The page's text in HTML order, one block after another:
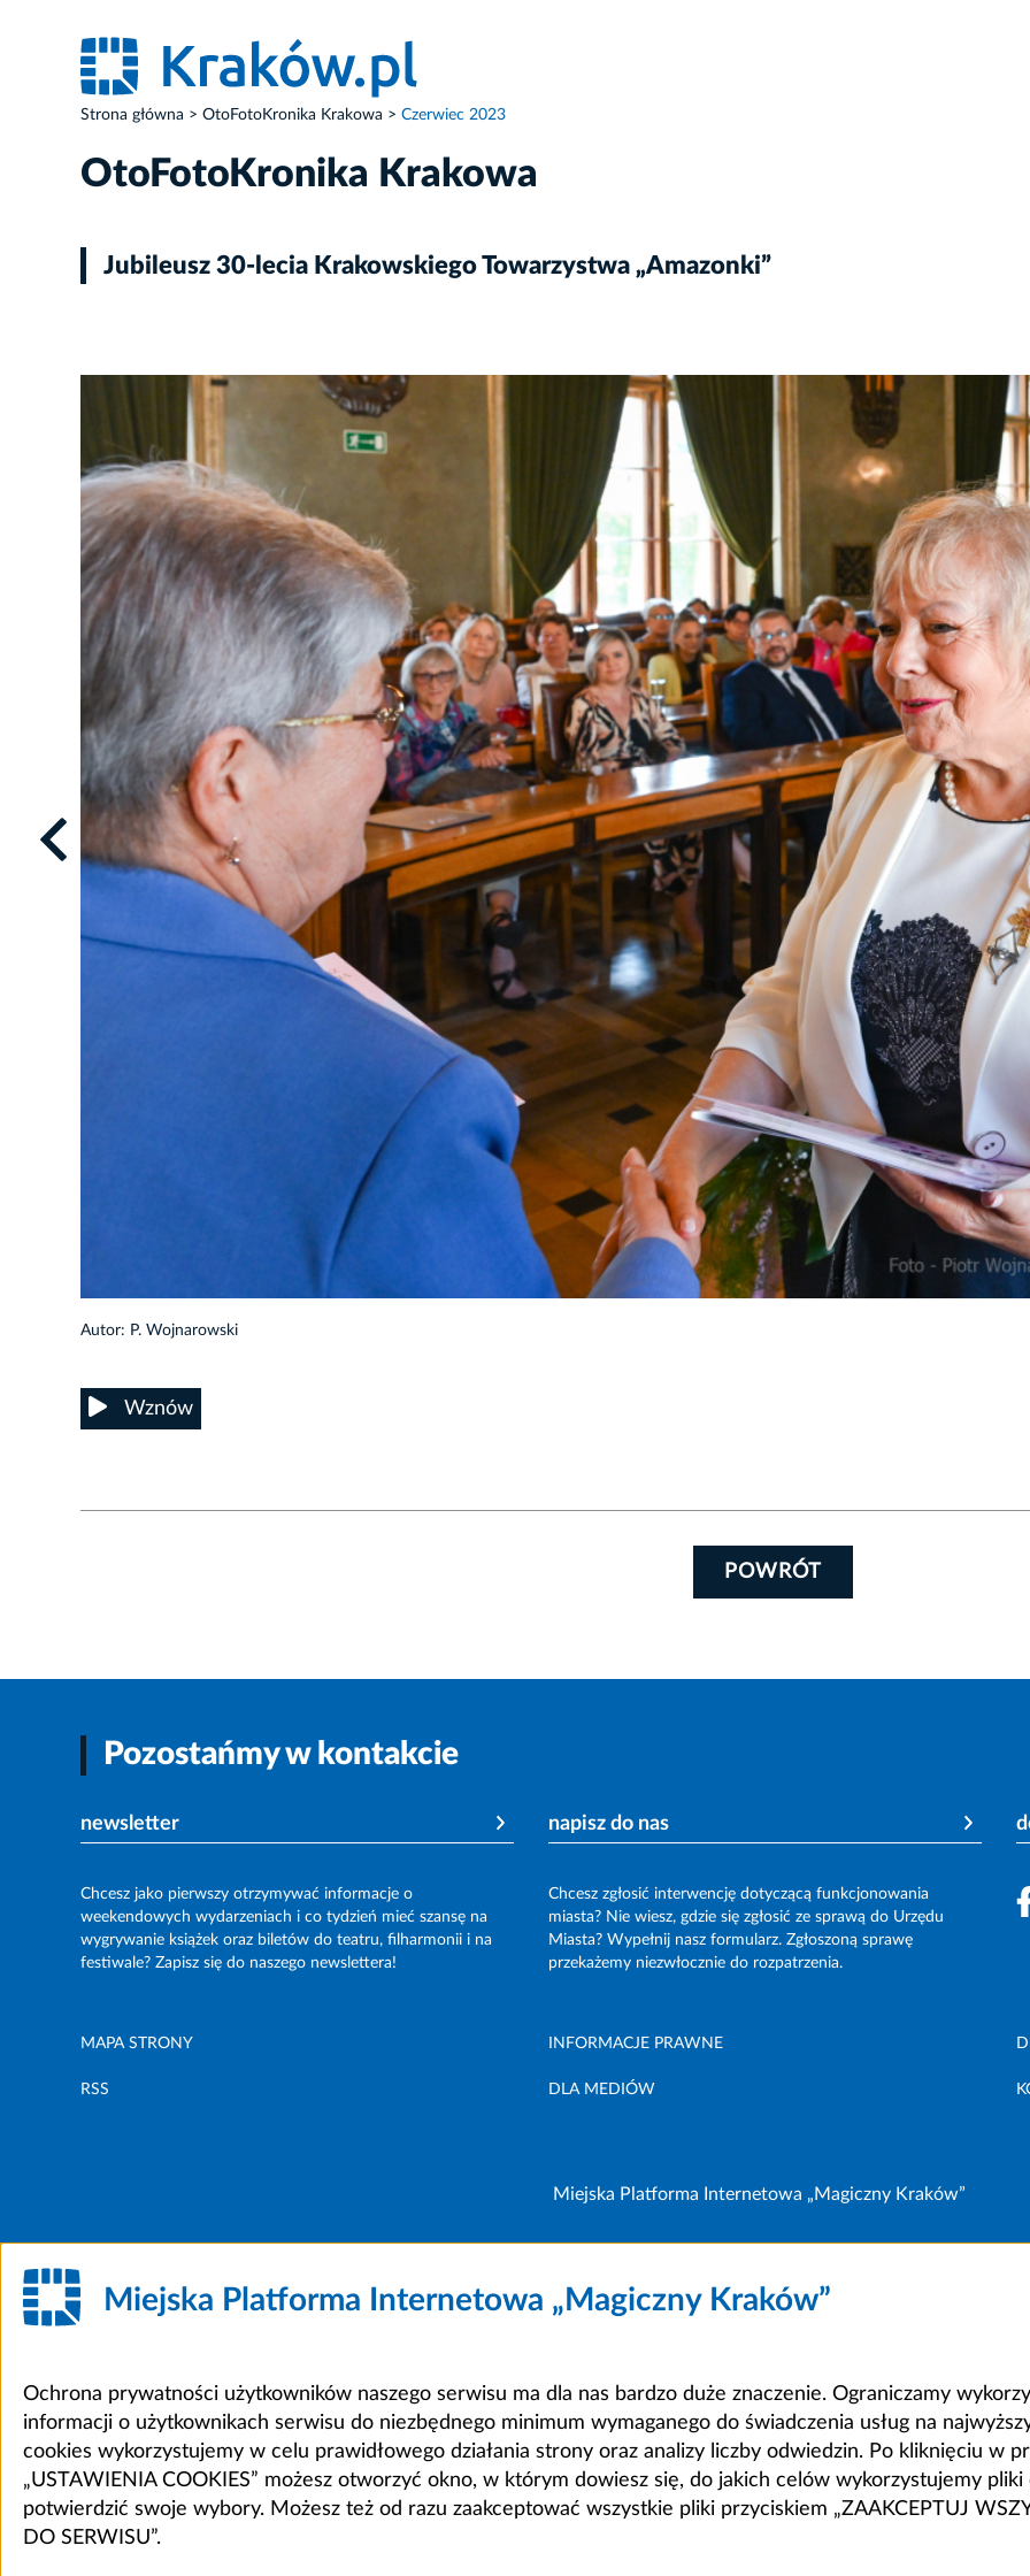
Strona główna OtoFotoKronika Krakowa Czerwiec 2023
OtoFotoKronika Krakowa
Jubileusz 30-lecia Krakowskiego Towarzystwa „Amazonki”
Autor: P. Wojnarowski
Wznów
POWRÓT
Pozostańmy w kontakcie
newsletter
Chcesz jako pierwszy otrzymywać informacje o
weekendowych wydarzeniach i co tydzień mieć szansę na
wygrywanie książek oraz biletów do teatru, filharmonii i na
festiwale? Zapisz się do naszego newslettera!
napisz do nas
Chcesz zgłosić interwencję dotyczącą funkcjonowania
miasta? Nie wiesz, gdzie się zgłosić ze sprawą do Urzędu
Miasta? Wypełnij nasz formularz. Zgłoszoną sprawę
przekażemy niezwłocznie do rozpatrzenia.
MAPA STRONY INFORMACJE PRAWNE
RSS DLA MEDIÓW
Miejska Platforma Internetowa „Magiczny Kraków”
Miejska Platforma Internetowa „Magiczny Kraków”
Ochrona prywatności użytkowników naszego serwisu ma dla nas bardzo duże znaczenie. Ograniczamy
informacji o użytkownikach serwisu do niezbędnego minimum wymaganego do świadczenia usług na
cookies wykorzystujemy w celu prawidłowego działania strony oraz analizy liczby odwiedzin. Po kliknięciu w
„USTAWIENIA COOKIES” możesz otworzyć okno, w którym dowiesz się, do jakich celów wykorzystujemy pliki
potwierdzić swoje wybory. Możesz też od razu zaakceptować wszystkie pliki przyciskiem „ZAAKCEPTUJ
DO SERWISU”.